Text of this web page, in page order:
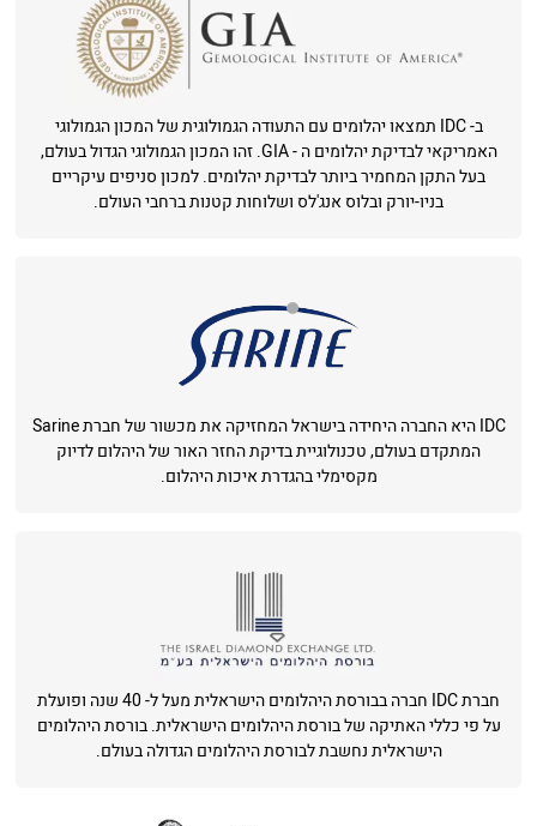
ב- IDC תמצאו יהלומים עם התעודה הגמולוגית של המכון הגמולוגי
האמריקאי לבדיקת יהלומים ה - GIA. זהו המכון הגמולוגי הגדול בעולם,
בעל התקן המחמיר ביותר לבדיקת יהלומים. למכון סניפים עיקריים
בניו-יורק ובלוס אנג'לס ושלוחות קטנות ברחבי העולם.
IDC היא החברה היחידה בישראל המחזיקה את מכשור של חברת Sarine
המתקדם בעולם, טכנולוגיית בדיקת החזר האור של היהלום לדיוק
מקסימלי בהגדרת איכות היהלום.
חברת IDC חברה בבורסת היהלומים הישראלית מעל ל- 40 שנה ופועלת
על פי כללי האתיקה של בורסת היהלומים הישראלית. בורסת היהלומים
הישראלית נחשבת לבורסת היהלומים הגדולה בעולם.